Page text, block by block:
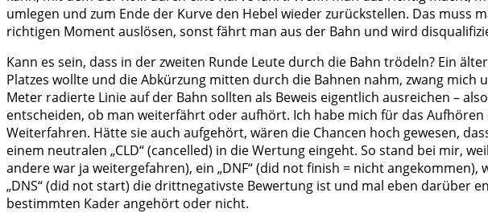
umlegen und zum Ende der Kurve den Hebel wieder zurückstellen. Das muss
richtigen Moment auslösen, sonst fährt man aus der Bahn und wird
Kann es sein, dass in der zweiten Runde Leute durch die Bahn trödeln? Ein
Platzes wollte und die Abkürzung mitten durch die Bahnen nahm, zwang mich
Meter radierte Linie auf der Bahn sollten als Beweis eigentlich ausreichen –
entscheiden, ob man weiterfährt oder aufhört. Ich habe mich für das
Weiterfahren. Hätte sie auch aufgehört, wären die Chancen hoch gewesen,
einem neutralen „CLD“ (cancelled) in die Wertung eingeht. So stand bei mir,
andere war ja weitergefahren), ein „DNF“ (did not finish = nicht angekommen),
„DNS“ (did not start) die drittnegativste Bewertung ist und mal eben darüber
bestimmten Kader angehört oder nicht.